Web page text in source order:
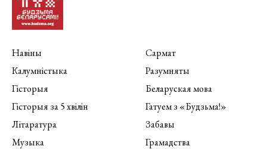
Навіны
Калумністыка
Гісторыя
Гісторыя за 5 хвілін
Літаратура
Музыка
Сармат
Разумняты
Беларуская мова
Гатуем з «Будзьма!»
Забавы
Грамадства